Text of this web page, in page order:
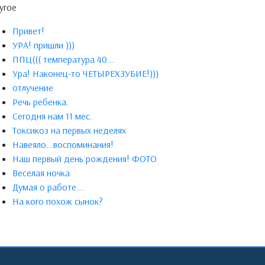
Привет!
УРА! пришли )))
ППЦ((( температура 40...
Ура! Наконец-то ЧЕТЫРЕХЗУБИЕ!)))
отлучение
Речь ребенка.
Сегодня нам 11 мес.
Токсикоз на первых неделях
Навеяло...воспоминания!
Наш первый день рождения! ФОТО
Веселая ночка
Думая о работе...
На кого похож сынок?